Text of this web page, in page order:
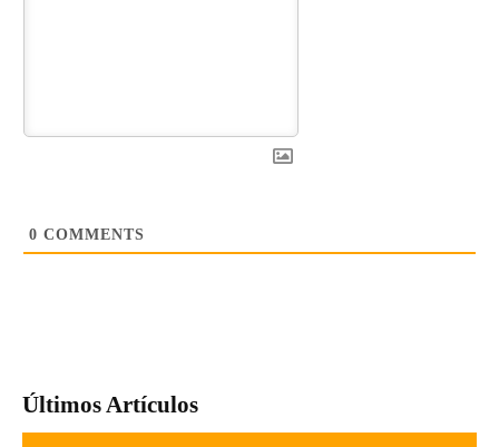
0 COMMENTS
Últimos Artículos